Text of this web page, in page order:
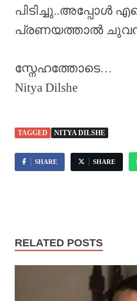
പിടിച്ചു..അപ്പോൾ
പ്രണയത്താൽ
സ്നേഹത്തോടെ…
Nitya Dilshe
TAGGED NITYA DILSHE
SHARE SHARE
RELATED POSTS